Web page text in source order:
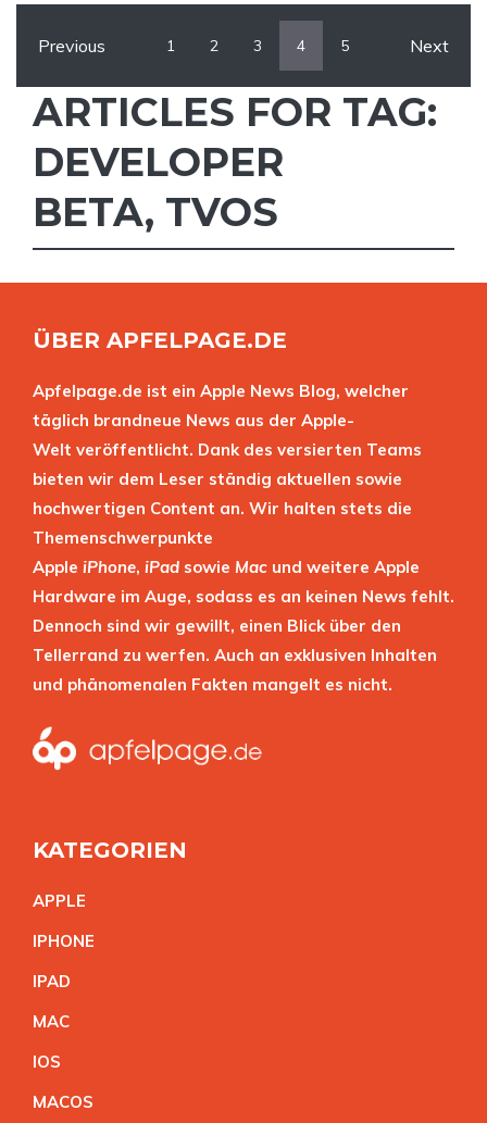
Previous 1 2 3 4 5 Next
ARTICLES FOR TAG:
DEVELOPER
BETA, TVOS
ÜBER APFELPAGE.DE
Apfelpage.de ist ein Apple News Blog, welcher
täglich brandneue News aus der Apple-
Welt veröffentlicht. Dank des versierten Teams
bieten wir dem Leser ständig aktuellen sowie
hochwertigen Content an. Wir halten stets die
Themenschwerpunkte
Apple iPhone, iPad sowie Mac und weitere Apple
Hardware im Auge, sodass es an keinen News fehlt.
Dennoch sind wir gewillt, einen Blick über den
Tellerrand zu werfen. Auch an exklusiven Inhalten
und phänomenalen Fakten mangelt es nicht.
KATEGORIEN
APPLE
IPHONE
IPAD
MAC
IOS
MACOS